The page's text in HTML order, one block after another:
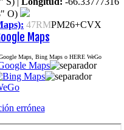
O)
47RMPM26+CVX
Maps
Maps, Bing Maps o HERE WeGo